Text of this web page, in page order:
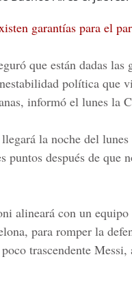
garantías para el
que están dadas las
política que
informó el lunes la
la noche del
después de que
alineará con un
para romper la
trascendente